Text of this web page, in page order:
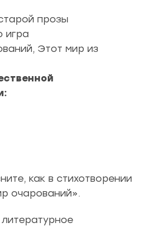
прозы
игра
Этот мир из
как в стихотворении
очарований».